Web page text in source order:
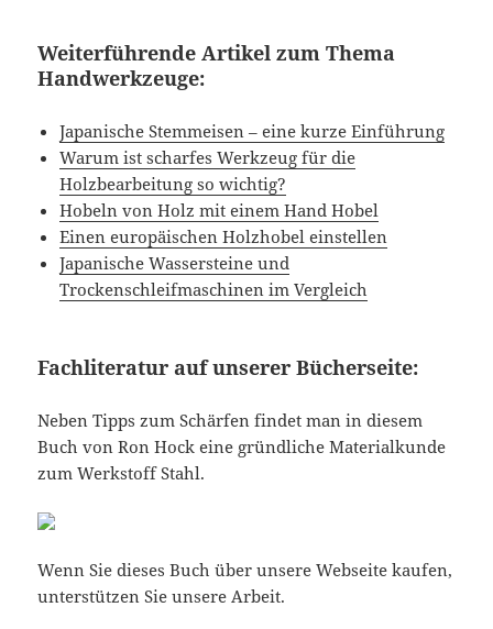
Weiterführende Artikel zum Thema
Handwerkzeuge:
Japanische Stemmeisen – eine kurze Einführung
Warum ist scharfes Werkzeug für die
Holzbearbeitung so wichtig?
Hobeln von Holz mit einem Hand Hobel
Einen europäischen Holzhobel einstellen
Japanische Wassersteine und
Trockenschleifmaschinen im Vergleich
Fachliteratur auf unserer Bücherseite:
Neben Tipps zum Schärfen findet man in diesem
Buch von Ron Hock eine gründliche Materialkunde
zum Werkstoff Stahl.
Wenn Sie dieses Buch über unsere Webseite kaufen,
unterstützen Sie unsere Arbeit.